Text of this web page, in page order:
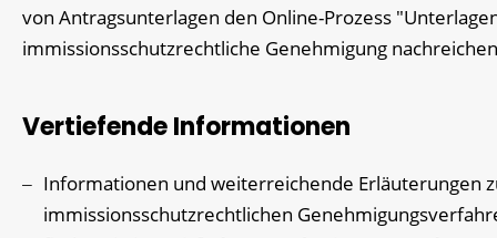
von Antragsunterlagen den Online-Prozess
immissionsschutzrechtliche Genehmigung
Vertiefende Informationen
Informationen und weiterreichende Erläuterungen
immissionsschutzrechtlichen